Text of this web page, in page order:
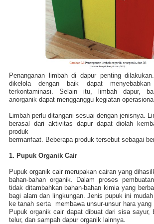
Penanganan limbah di dapur penting
dikelola dengan baik dapat menyebabkan
terkontaminasi. Selain itu, limbah dapur,
anorganik dapat mengganggu kegiatan
Limbah perlu ditangani sesuai dengan jenisnya.
berasal dari aktivitas dapur dapat diolah
produk
bermanfaat. Beberapa produk tersebut sebagai
1. Pupuk Organik Cair
Pupuk organik cair merupakan cairan yang
bahan-bahan organik. Dalam proses
tidak ditambahkan bahan-bahan kimia yang
bagi alam dan lingkungan. Jenis pupuk ini
ke tanah serta membawa unsur-unsur hara yang
Pupuk organik cair dapat dibuat dari sisa
telur, dan sampah dapur organik lainnya.